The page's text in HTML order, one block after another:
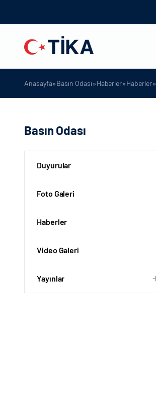
Anasayfa»Basın Odası»Haberler»Haberler»
Basın Odası
Duyurular
Foto Galeri
Haberler
Video Galeri
Yayınlar